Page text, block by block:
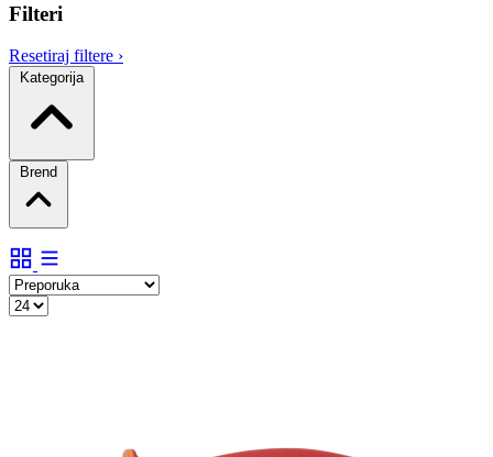
Filteri
Resetiraj filtere ›
Kategorija
Brend